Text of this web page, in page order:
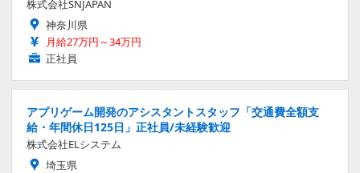
株式会社SNJAPAN
神奈川県
月給27万円～34万円
正社員
アプリゲーム開発のアシスタントスタッフ「交通費全額支
給・年間休日125日」正社員/未経験歓迎
株式会社ELシステム
埼玉県